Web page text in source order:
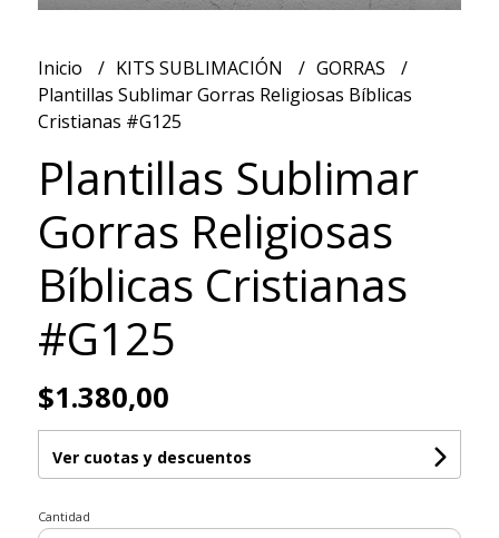
Inicio KITS SUBLIMACIÓN
GORRAS
Plantillas Sublimar Gorras Religiosas Bíblicas
Cristianas #G125
Plantillas Sublimar
Gorras Religiosas
Bíblicas Cristianas
#G125
$1.380,00
Ver cuotas y descuentos
Cantidad